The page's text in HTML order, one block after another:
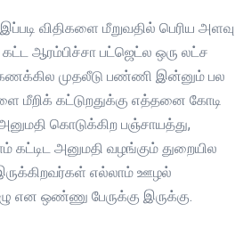
விதிகளை மீறுவதில் பெரிய அளவு
ஆரம்பிச்சா பட்ஜெட்ல ஒரு லட்ச
கணக்கில முதலீடு பண்ணி இன்னும் பல
மீறிக் கட்டுறதுக்கு எத்தனை கோடி
கொடுக்கிற பஞ்சாயத்து,
கட்டிட அனுமதி வழங்கும் துறையில
எல்லாம் ஊழல்
என ஒண்ணு பேருக்கு இருக்கு.